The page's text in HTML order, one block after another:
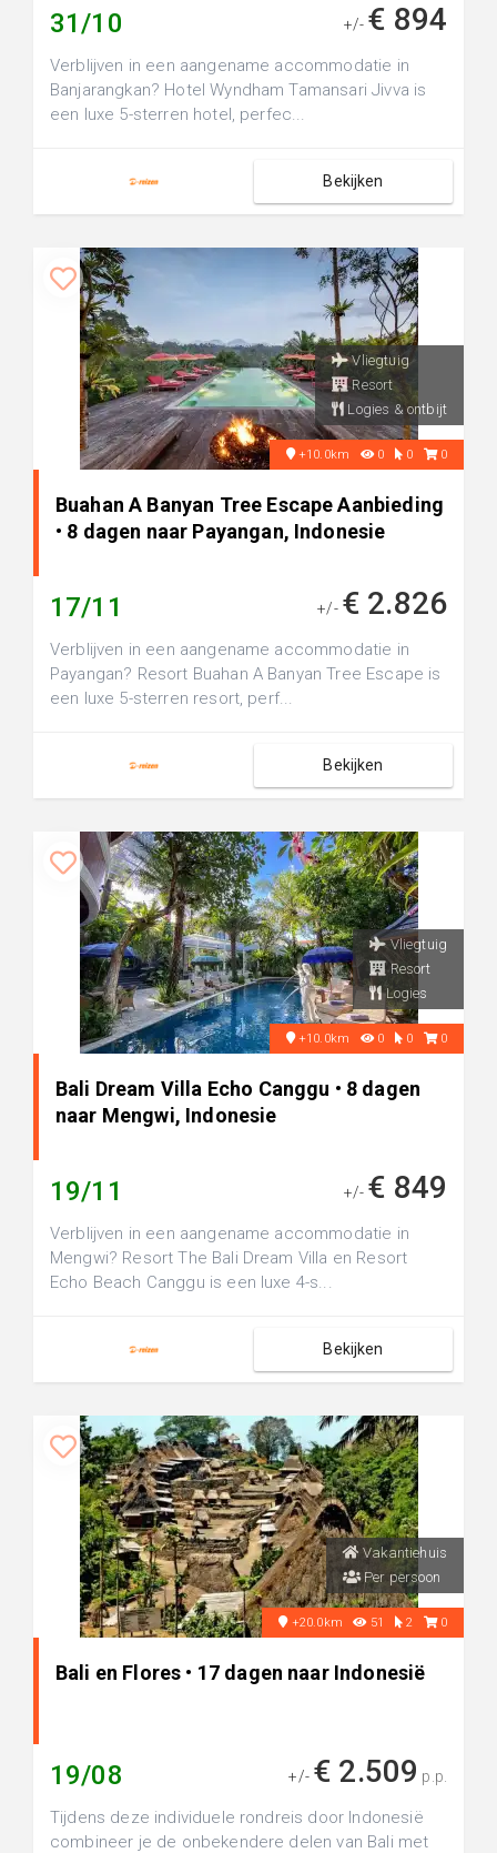
31/10 +/- € 894
Verblijven in een aangename accommodatie in
Banjarangkan? Hotel Wyndham Tamansari Jivva is
een luxe 5-sterren hotel, perfec...
Bekijken
Vliegtuig
Resort
Logies & ontbijt
+10.0km 0 0 0
Buahan A Banyan Tree Escape Aanbieding
• 8 dagen naar Payangan, Indonesie
17/11 +/- € 2.826
Verblijven in een aangename accommodatie in
Payangan? Resort Buahan A Banyan Tree Escape is
een luxe 5-sterren resort, perf...
Bekijken
Vliegtuig
Resort
Logies
+10.0km 0 0 0
Bali Dream Villa Echo Canggu • 8 dagen
naar Mengwi, Indonesie
19/11 +/- € 849
Verblijven in een aangename accommodatie in
Mengwi? Resort The Bali Dream Villa en Resort
Echo Beach Canggu is een luxe 4-s...
Bekijken
Vakantiehuis
Per persoon
+20.0km 51 2 0
Bali en Flores • 17 dagen naar Indonesië
19/08 +/- € 2.509 p.p.
Tijdens deze individuele rondreis door Indonesië
combineer je de onbekendere delen van Bali met